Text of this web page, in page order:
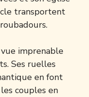
transportent
imprenable
Ses ruelles
en font
couples en